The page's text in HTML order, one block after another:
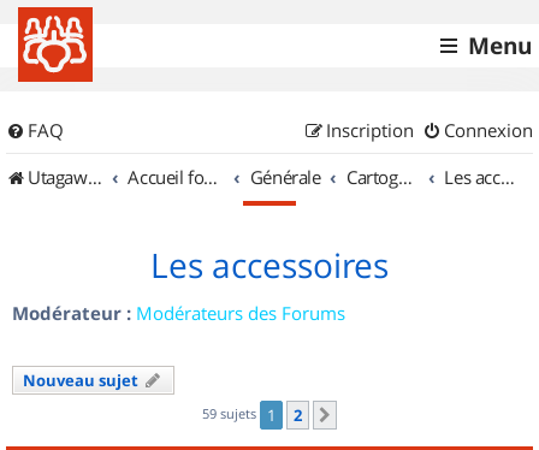
Menu
FAQ Connexion
Inscription
UtagawaVTT (Randos VTT et VTTAE avec traces GPS)
Accueil forum Générale Cartographie et GPS Les accessoires
Les accessoires
Modérateur : Modérateurs des Forums
Nouveau sujet
59 sujets 1 2